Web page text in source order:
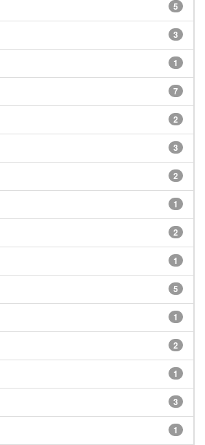
5
3
1
7
2
3
2
1
2
1
5
1
2
1
3
1